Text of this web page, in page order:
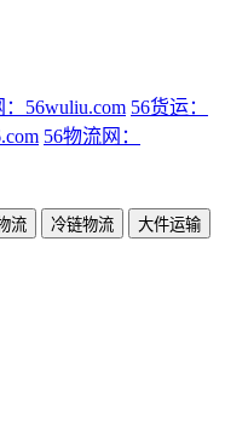
：56wuliu.com 56货运：
56物流网：
流 冷链物流
大件运输